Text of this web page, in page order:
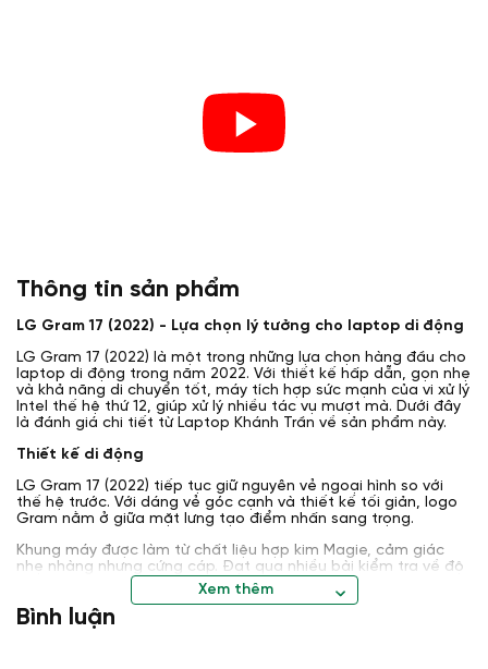
Thông tin sản phẩm
LG Gram 17 (2022) - Lựa chọn lý tưởng cho laptop di động
LG Gram 17 (2022) là một trong những lựa chọn hàng đầu cho
laptop di động trong năm 2022. Với thiết kế hấp dẫn, gọn nhẹ
và khả năng di chuyển tốt, máy tích hợp sức mạnh của vi xử lý
Intel thế hệ thứ 12, giúp xử lý nhiều tác vụ mượt mà. Dưới đây
là đánh giá chi tiết từ Laptop Khánh Trần về sản phẩm này.
Thiết kế di động
LG Gram 17 (2022) tiếp tục giữ nguyên vẻ ngoại hình so với
thế hệ trước. Với dáng vẻ góc cạnh và thiết kế tối giản, logo
Gram nằm ở giữa mặt lưng tạo điểm nhấn sang trọng.
Khung máy được làm từ chất liệu hợp kim Magie, cảm giác
nhẹ nhàng nhưng cứng cáp. Đạt qua nhiều bài kiểm tra về độ
bền, độ chịu sốc và nhiệt độ, đây là một thiết kế chắc chắn.
Bản lề cũng được cải tiến, dễ dàng mở màn hình bằng một
tay và việc ghép nối khu vực bản lề thậm chí còn tốt hơn.
Xem thêm
Bình luận